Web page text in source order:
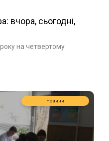
вчора, сьогодні,
на четвертому
Новини